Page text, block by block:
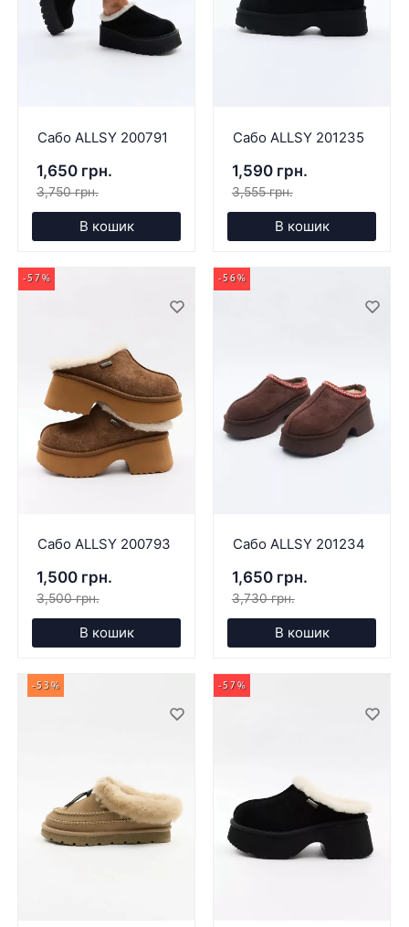
Сабо ALLSY 200791
1,650 грн.
3,750 грн.
В кошик
Сабо ALLSY 201235
1,590 грн.
3,555 грн.
В кошик
-57%
Сабо ALLSY 200793
1,500 грн.
3,500 грн.
В кошик
-56%
Сабо ALLSY 201234
1,650 грн.
3,730 грн.
В кошик
-53% -57%